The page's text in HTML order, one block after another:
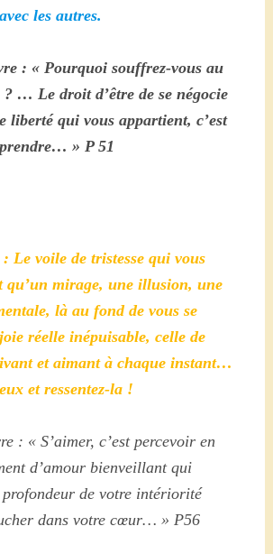
les autres.
: « Pourquoi souffrez-vous au
? … Le droit d’être de se négocie
liberté qui vous appartient, c’est
» P 51
: Le voile de tristesse qui vous
qu’un mirage, une illusion, une
là au fond de vous se
réelle inépuisable, celle de
et aimant à chaque instant…
et ressentez-la !
: « S’aimer, c’est percevoir en
d’amour bienveillant qui
profondeur de votre intériorité
dans votre cœur… » P56